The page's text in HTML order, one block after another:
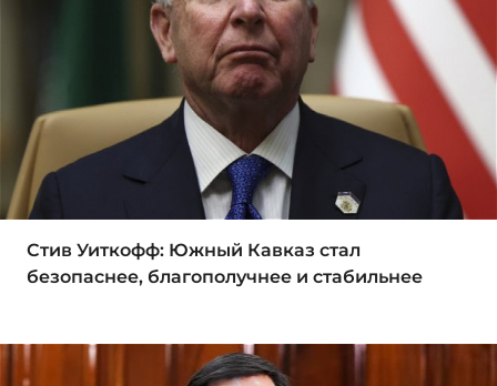
Стив Уиткофф: Южный Кавказ стал
безопаснее, благополучнее и стабильнее